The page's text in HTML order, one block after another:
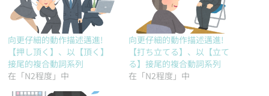
向更仔細的動作描述邁進!
【押し頂く】、以【頂く】
接尾的複合動詞系列
在「N2程度」中
向更仔細的動作描述邁進!
【打ち立てる】、以【立て
る】接尾的複合動詞系列
在「N2程度」中